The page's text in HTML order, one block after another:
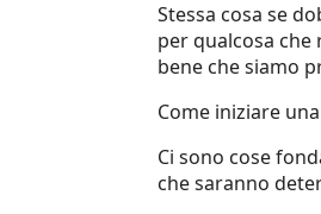
Stessa cosa se
per qualcosa
bene che siamo
Come iniziare
Ci sono cose
che saranno